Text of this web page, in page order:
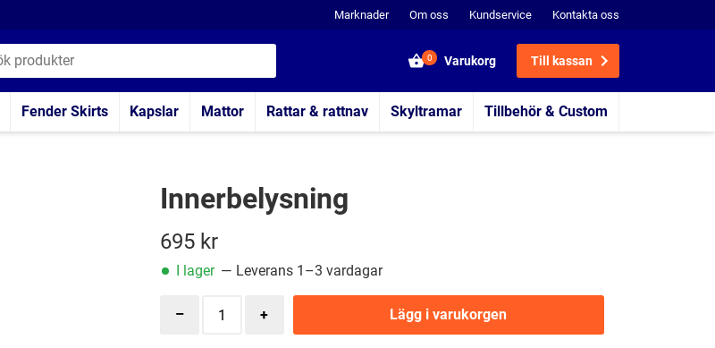
Marknader Om oss Kundservice Kontakta oss
Varukorg
0 Till kassan
Fender Skirts Kapslar Mattor Rattar & rattnav Skyltramar Tillbehör & Custom
Innerbelysning
695 kr
I lager — Leverans 1–3 vardagar
Lägg i varukorgen